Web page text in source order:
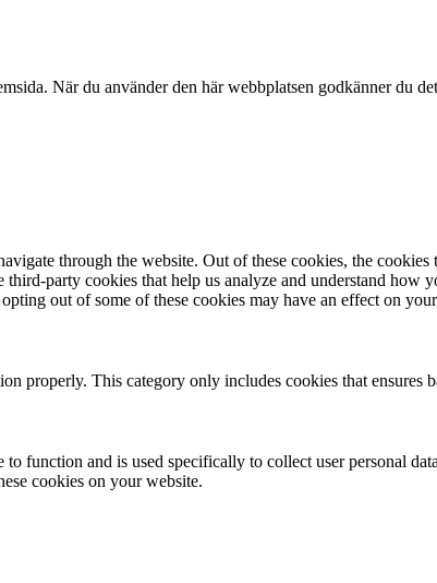
När du använder den här webbplatsen godkänner du
through the website. Out of these cookies, the cookies
party cookies that help us analyze and understand
out of some of these cookies may have an effect on
properly. This category only includes cookies that
function and is used specifically to collect user personal
cookies on your website.